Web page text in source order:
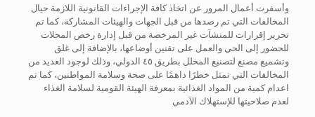
وأسفرت أعمال المرور عن اتخاذ كافة الإجراءات القانونية اللازمة حيال
المخالفات التي تم رصدها من قبل الجهات والهيئات المشاركة، كما تم
تحرير إقرارات للمنشآت غير المرخصة من قبل إدارة رخص المحلات
للحضور إلى الحي والعمل على تقنين أوضاعها، بالإضافة إلى غلق
وتشميع مصنع لتصنيع المخلل بطريق ٤٥ الدولي، وذلك لوجود العديد من
المخالفات التي تمثل خطرًا داهمًا على صحة وسلامة المواطنين، كما تم
اعدام كمية من المواد الغذائية بمعرفة الهيئة القومية لسلامة الغذاء
لعدم صلاحيتها للإستهلاك الآدمي